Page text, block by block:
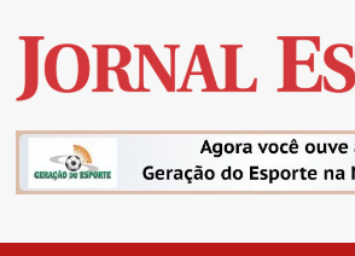
content